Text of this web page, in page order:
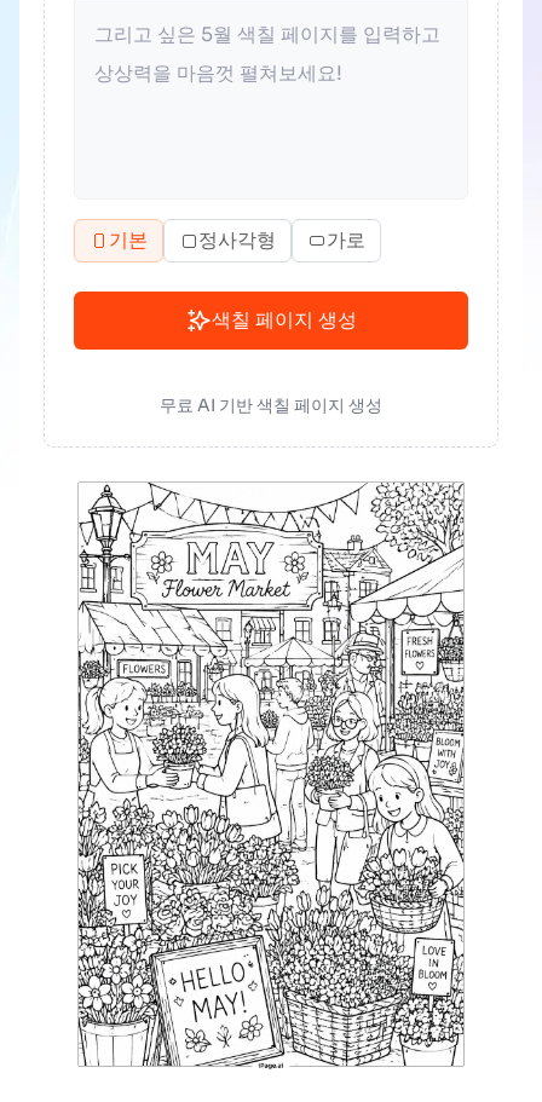
기본 정사각형 가로
색칠 페이지 생성
무료 AI 기반 색칠 페이지 생성